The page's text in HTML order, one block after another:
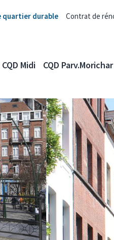
quartier durable Contrat de
CQD Midi CQD Parv.Morichar